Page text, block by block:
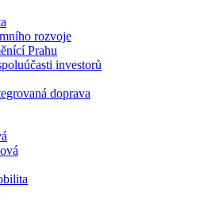
rozvoje
Prahu
investorů
doprava